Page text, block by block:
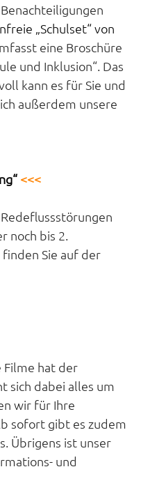
„Schulset“ von
eine Broschüre
und Inklusion“. Das
kann es für Sie und
außerdem unsere
<<<
noch bis 2.
Sie auf der
Filme hat der
sich dabei alles um
wir für Ihre
sofort gibt es zudem
Übrigens ist unser
und